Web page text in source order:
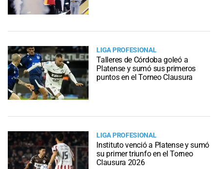
LIGA PROFESIONAL
Talleres de Córdoba goleó a
Platense y sumó sus primeros
puntos en el Torneo Clausura
LIGA PROFESIONAL
Instituto venció a Platense y sumó
su primer triunfo en el Torneo
Clausura 2026